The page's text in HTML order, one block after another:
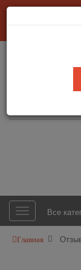
Все
Главная